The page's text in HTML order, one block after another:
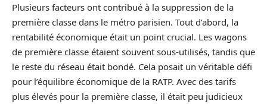
Plusieurs facteurs ont contribué à la suppression de la
première classe dans le métro parisien. Tout d’abord, la
rentabilité économique était un point crucial. Les wagons
de première classe étaient souvent sous-utilisés, tandis que
le reste du réseau était bondé. Cela posait un véritable défi
pour l’équilibre économique de la RATP. Avec des tarifs
plus élevés pour la première classe, il était peu judicieux